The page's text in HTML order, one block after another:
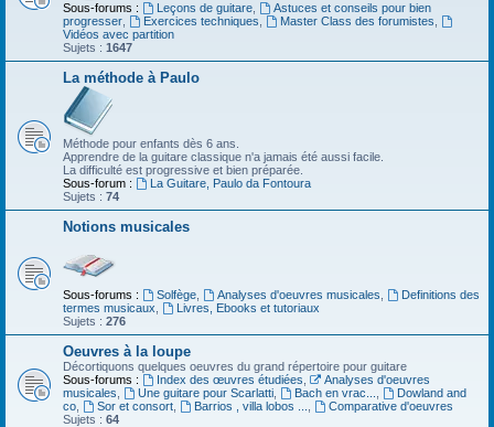
Sous-forums : Leçons de guitare,
Astuces et conseils pour bien
progresser
Exercices techniques Master Class des forumistes
Vidéos avec partition
Sujets : 1647
La méthode à Paulo
Méthode pour enfants dès 6 ans.
Apprendre de la guitare classique n'a jamais été aussi facile.
La difficulté est progressive et bien préparée.
Sous-forum :
La Guitare, Paulo da Fontoura
Sujets : 74
Notions musicales
Sous-forums : Solfège, Analyses d'oeuvres musicales
Definitions des
termes musicaux
Livres, Ebooks et tutoriaux
Sujets : 276
Oeuvres à la loupe
Décortiquons quelques oeuvres du grand répertoire pour guitare
Sous-forums :
Index des œuvres étudiées
Analyses d'oeuvres
musicales
Une guitare pour Scarlatti, Bach en vrac...
Dowland and
co
Sor et consort, Barrios , villa lobos ...
Comparative d'oeuvres
Sujets : 64